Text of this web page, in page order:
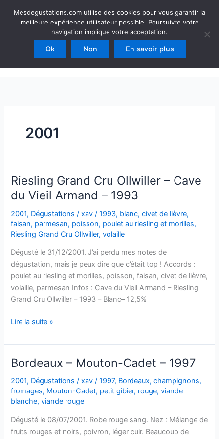
Mesdegustations
Dégustations, accords & autour du vin
Rechercher
2001
Riesling Grand Cru Ollwiller – Cave
du Vieil Armand – 1993
2001, Dégustations /xav/1993, blanc,civet de lièvre,
faisan, parmesan, poisson, poulet au riesling et morilles,
Riesling Grand Cru Ollwiller,volaille
Dégusté le 31/12/2001. J’ai perdu mes notes de
dégustation, mais je peux dire que c’était top ! Accords :
poulet au riesling et morilles, poisson, faisan, civet de lièvre,
volaille, parmesan Infos : Cave du Vieil Armand – Riesling
Grand Cru Ollwiller – 1993 – Blanc– 12,5%
Riesling
Cru
Ollwiller
–
Cave
du
Vieil
Armand
–
Lire la suite »
Bordeaux – Mouton-Cadet – 1997
2001, Dégustations /xav/1997, Bordeaux,champignons,
fromages, Mouton-Cadet, petit gibier, rouge,viande
blanche,viande rouge
Dégusté le 08/07/2001. Robe rouge sang. Nez : Mélange de
fruits rouges et noirs, poivron, léger cuir. Beaucoup de
Mesdegustations.com utilise des cookies pour vous garantir la
meilleure expérience utilisateur possible. Poursuivre votre
navigation implique votre acceptation.
Ok Non En savoir plus